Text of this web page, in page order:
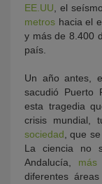
EE.UU , el seísmo
metros hacia el
y más de 8.400
país.
Un año antes,
sacudió Puerto
esta tragedia
crisis mundial,
sociedad , que
La ciencia no
Andalucía,
más
diferentes